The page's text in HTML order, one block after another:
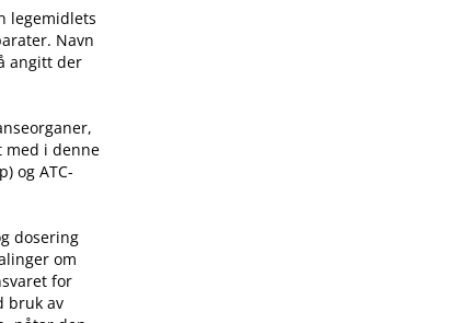
legemidlets
Navn
angitt der
med i denne
og ATC-
dosering
om
for
bruk av